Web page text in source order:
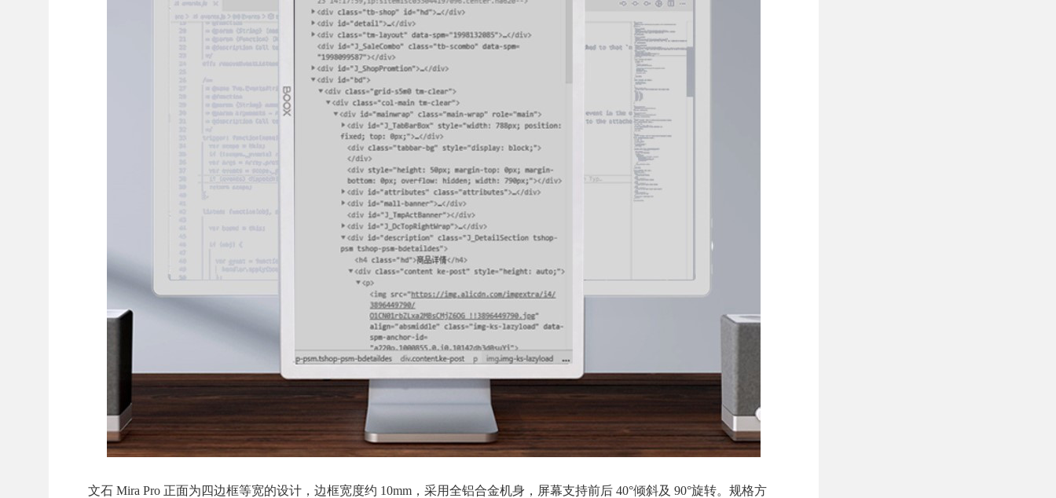
文石 Mira Pro 正面为四边框等宽的设计，边框宽度约 10mm，采用全铝合金机身，屏幕支持前后 40°倾斜及 90°旋转。规格方